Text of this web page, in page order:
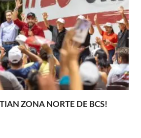
ZONA NORTE DE BCS!